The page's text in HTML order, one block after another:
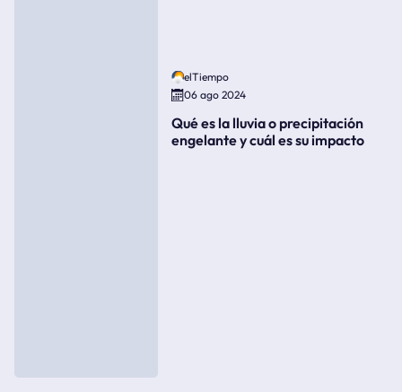
elTiempo
06 ago 2024
Qué es la lluvia o precipitación
engelante y cuál es su impacto